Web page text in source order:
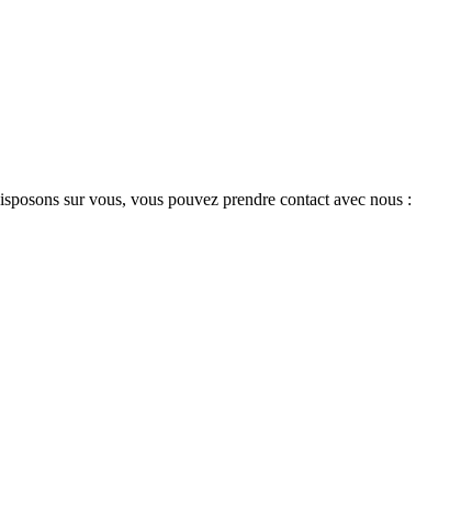
sur vous, vous pouvez prendre contact avec nous :